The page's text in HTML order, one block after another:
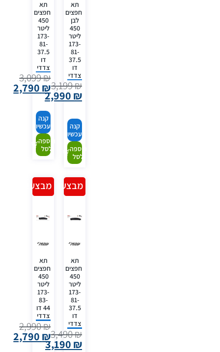
תא
חפצים
לבן
450
ליטר
173-
81-
37.5
דו
צדדי
3,199₪
2,990 ₪
קנה
עכשיו
הוספה
לסל
תא
חפצים
450
ליטר
173-
81-
37.5
דו
צדדי
3,099₪
2,790 ₪
קנה
עכשיו
הוספה
לסל
תא
חפצים
450
ליטר
173-
81-
37.5
דו
צדדי
3,490₪
3,190 ₪
מבצע!
תא
חפצים
450
ליטר
173-
83-
44 דו
צדדי
2,990₪
2,790 ₪
מבצע!